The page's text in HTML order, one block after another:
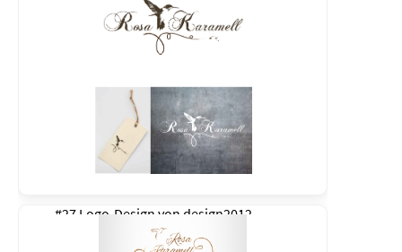
#27 Logo-Design von design2012